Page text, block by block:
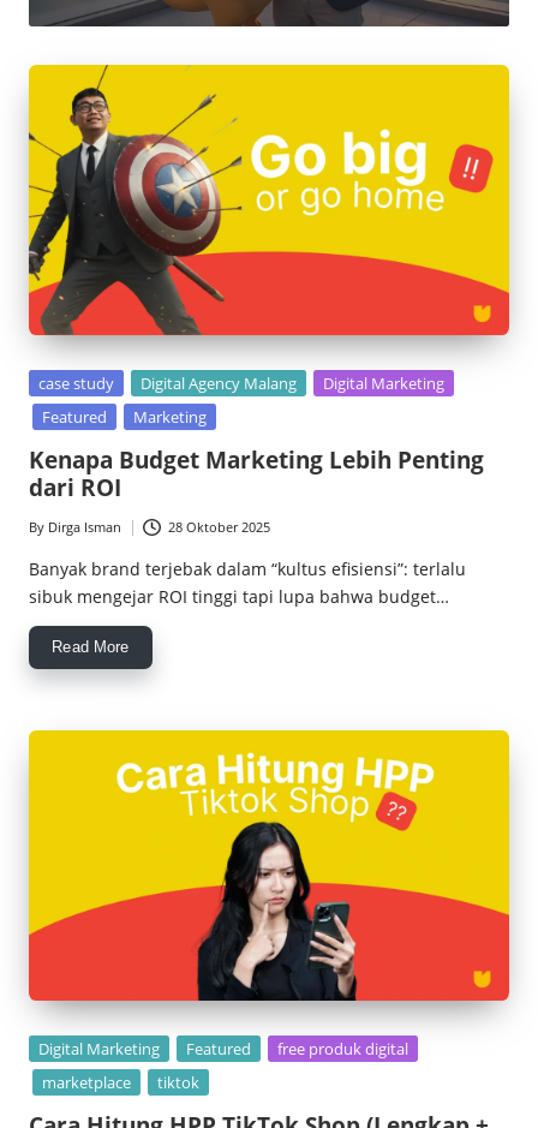
c
e
a
g
z
Posted
in
case study Digital Agency Malang
Digital Marketing
Featured
Marketing
Kenapa Budget Marketing Lebih Penting
dari ROI
Posted
by
By Dirga Isman 28 Oktober 2025
Banyak brand terjebak dalam “kultus efisiensi”: terlalu
sibuk mengejar ROI tinggi tapi lupa bahwa budget…
Read More
Posted
in
Digital Marketing Featured
free produk digital
marketplace
tiktok